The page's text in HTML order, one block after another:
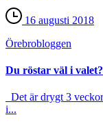
16 augusti 2018
Örebro­bloggen
Du röstar väl i valet?
Det är drygt 3
i...